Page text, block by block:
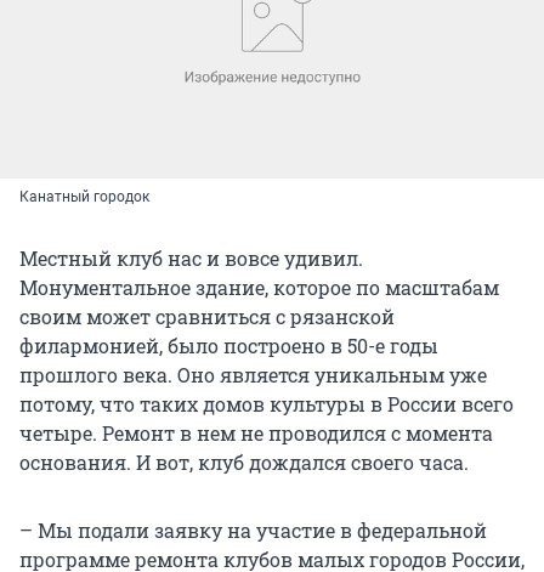
Канатный городок
Местный клуб нас и вовсе удивил.
Монументальное здание, которое по масштабам
своим может сравниться с рязанской
филармонией, было построено в 50-е годы
прошлого века. Оно является уникальным уже
потому, что таких домов культуры в России всего
четыре. Ремонт в нем не проводился с момента
основания. И вот, клуб дождался своего часа.
– Мы подали заявку на участие в федеральной
программе ремонта клубов малых городов России,